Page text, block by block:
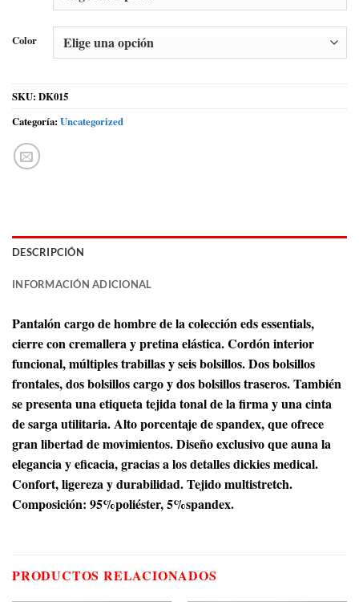
Color
SKU: DK015
Categoría: Uncategorized
DESCRIPCIÓN
INFORMACIÓN ADICIONAL
Pantalón cargo de hombre de la colección eds essentials,
cierre con cremallera y pretina elástica. Cordón interior
funcional, múltiples trabillas y seis bolsillos. Dos bolsillos
frontales, dos bolsillos cargo y dos bolsillos traseros. También
se presenta una etiqueta tejida tonal de la firma y una cinta
de sarga utilitaria. Alto porcentaje de spandex, que ofrece
gran libertad de movimientos. Diseño exclusivo que auna la
elegancia y eficacia, gracias a los detalles dickies medical.
Confort, ligereza y durabilidad. Tejido multistretch.
Composición: 95%poliéster, 5%spandex.
PRODUCTOS RELACIONADOS